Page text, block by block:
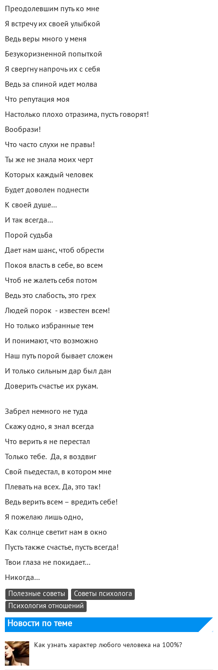
Преодолевшим путь ко мне
Я встречу их своей улыбкой
Ведь веры много у меня
Безукоризненной попыткой
Я свергну напрочь их с себя
Ведь за спиной идет молва
Что репутация моя
Настолько плохо отразима, пусть говорят!
Вообрази!
Что часто слухи не правы!
Ты же не знала моих черт
Которых каждый человек
Будет доволен поднести
К своей душе…
И так всегда…
Порой судьба
Дает нам шанс, чтоб обрести
Покоя власть в себе, во всем
Чтоб не жалеть себя потом
Ведь это слабость, это грех
Людей порок - известен всем!
Но только избранные тем
И понимают, что возможно
Наш путь порой бывает сложен
И только сильным дар был дан
Доверить счастье их рукам.
Забрел немного не туда
Скажу одно, я знал всегда
Что верить я не перестал
Только тебе. Да, я воздвиг
Свой пьедестал, в котором мне
Плевать на всех. Да, это так!
Ведь верить всем – вредить себе!
Я пожелаю лишь одно,
Как солнце светит нам в окно
Пусть также счастье, пусть всегда!
Твои глаза не покидает…
Никогда…
Полезные советы
Советы психолога
Психология отношений
Новости по теме
Как узнать характер любого человека на 100%?